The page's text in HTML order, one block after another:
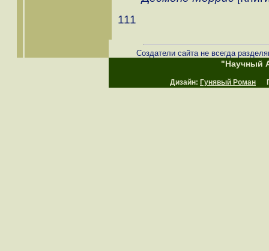
111
Создатели сайта не всегда
"Научный
Дизайн: Гунявый Роман